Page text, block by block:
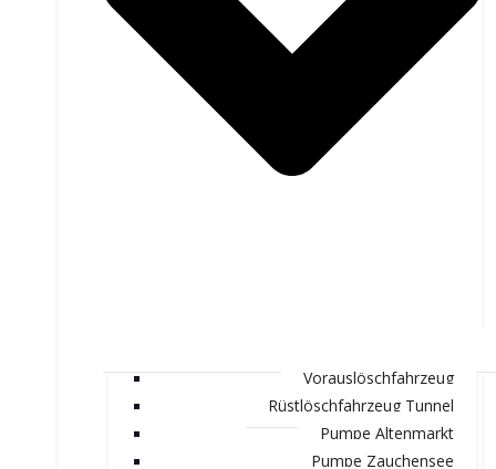
Vorauslöschfahrzeug
Rüstlöschfahrzeug Tunnel
Pumpe Altenmarkt
Pumpe Zauchensee